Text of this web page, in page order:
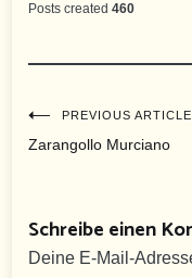
Posts created 460
PREVIOUS ARTICLE
Zarangollo Murciano
Schreibe einen
Deine E-Mail-